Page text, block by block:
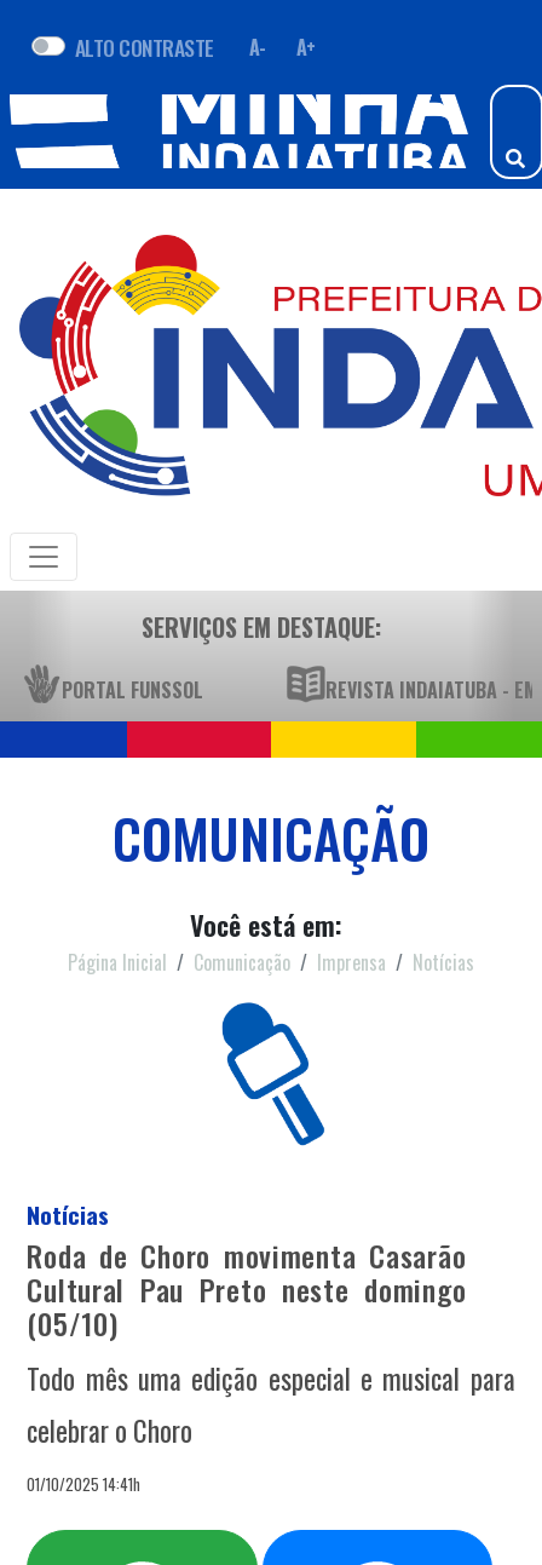
ALTO CONTRASTE A- A+
SERVIÇOS EM DESTAQUE:
PORTAL FUNSSOL REVISTA INDAIATUBA -
COMUNICAÇÃO
Você está em:
Página Inicial Comunicação Imprensa Notícias
Notícias
Roda de Choro movimenta Casarão
Cultural Pau Preto neste domingo
(05/10)
Todo mês uma edição especial e musical para
celebrar o Choro
01/10/2025 14:41h